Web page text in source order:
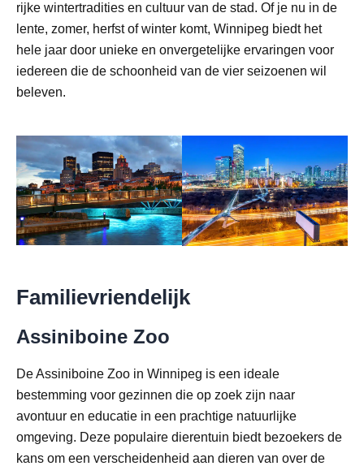
rijke wintertradities en cultuur van de stad. Of je nu in de
lente, zomer, herfst of winter komt, Winnipeg biedt het
hele jaar door unieke en onvergetelijke ervaringen voor
iedereen die de schoonheid van de vier seizoenen wil
beleven.
Familievriendelijk
Assiniboine Zoo
De Assiniboine Zoo in Winnipeg is een ideale
bestemming voor gezinnen die op zoek zijn naar
avontuur en educatie in een prachtige natuurlijke
omgeving. Deze populaire dierentuin biedt bezoekers de
kans om een verscheidenheid aan dieren van over de